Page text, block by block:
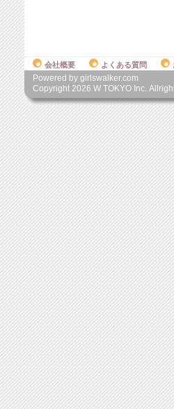
会社概要 よくある質問
Powered by girlswalker.com
Copyright 2026 W TOKYO Inc.